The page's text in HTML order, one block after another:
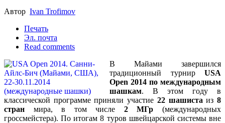
Автор Ivan Trofimov
Печать
Эл. почта
Read comments
В Майами завершился
традиционный турнир USA
Open 2014 по международным
шашкам. В этом году в
классической программе приняли участие 22 шашиста из8
стран мира, в том числе 2 МГр(международных
гроссмейстера). По итогам 8 туров швейцарской системы вне